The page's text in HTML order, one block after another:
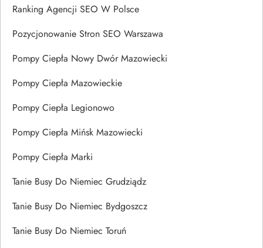
Ranking Agencji SEO W Polsce
Pozycjonowanie Stron SEO Warszawa
Pompy Ciepła Nowy Dwór Mazowiecki
Pompy Ciepła Mazowieckie
Pompy Ciepła Legionowo
Pompy Ciepła Mińsk Mazowiecki
Pompy Ciepła Marki
Tanie Busy Do Niemiec Grudziądz
Tanie Busy Do Niemiec Bydgoszcz
Tanie Busy Do Niemiec Toruń